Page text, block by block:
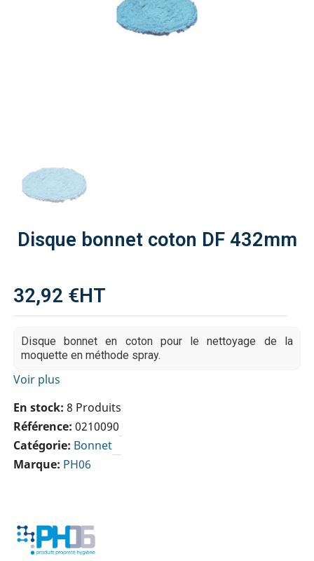
Disque bonnet coton DF 432mm
32,92 €HT
Disque bonnet en coton pour le nettoyage de la
moquette en méthode spray.
Voir plus
En stock 8 Produits
Référence 0210090
Catégorie Bonnet
Marque PH06